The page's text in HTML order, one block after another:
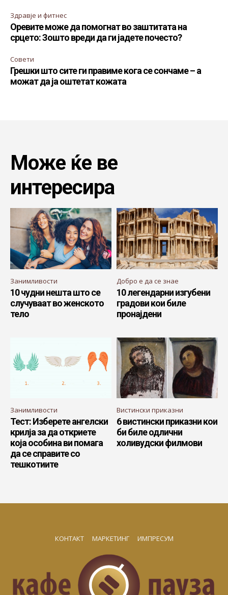
Здравје и фитнес
Оревите може да помогнат во заштитата на
срцето: Зошто вреди да ги јадете почесто?
Совети
Грешки што сите ги правиме кога се сончаме – а
можат да ја оштетат кожата
Може ќе ве
интересира
Занимливости
10 чудни нешта што се
случуваат во женското
тело
Добро е да се знае
10 легендарни изгубени
градови кои биле
пронајдени
Занимливости
Тест: Изберете ангелски
крилја за да откриете
која особина ви помага
да се справите со
тешкотиите
Вистински приказни
6 вистински приказни кои
би биле одлични
холивудски филмови
КОНТАКТ МАРКЕТИНГ ИМПРЕСУМ